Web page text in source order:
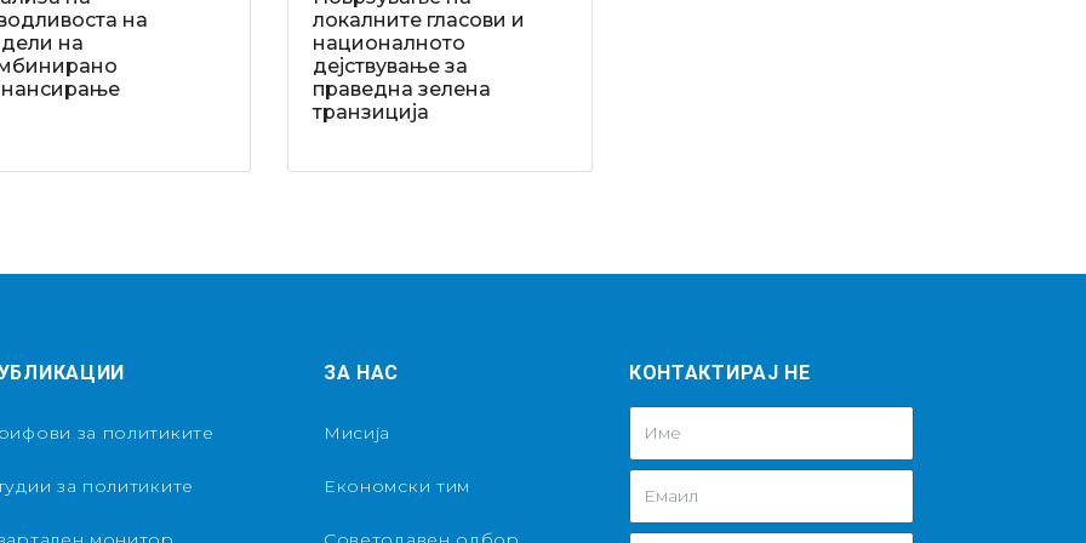
на
на
локалните гласови и
националното
дејствување за
праведна зелена
транзиција
за политиките
за политиките
ЗА НАС
Мисија
Економски тим
КОНТАКТИРАЈ НЕ